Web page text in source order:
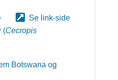
Se link-side
(Cecropis
Botswana og